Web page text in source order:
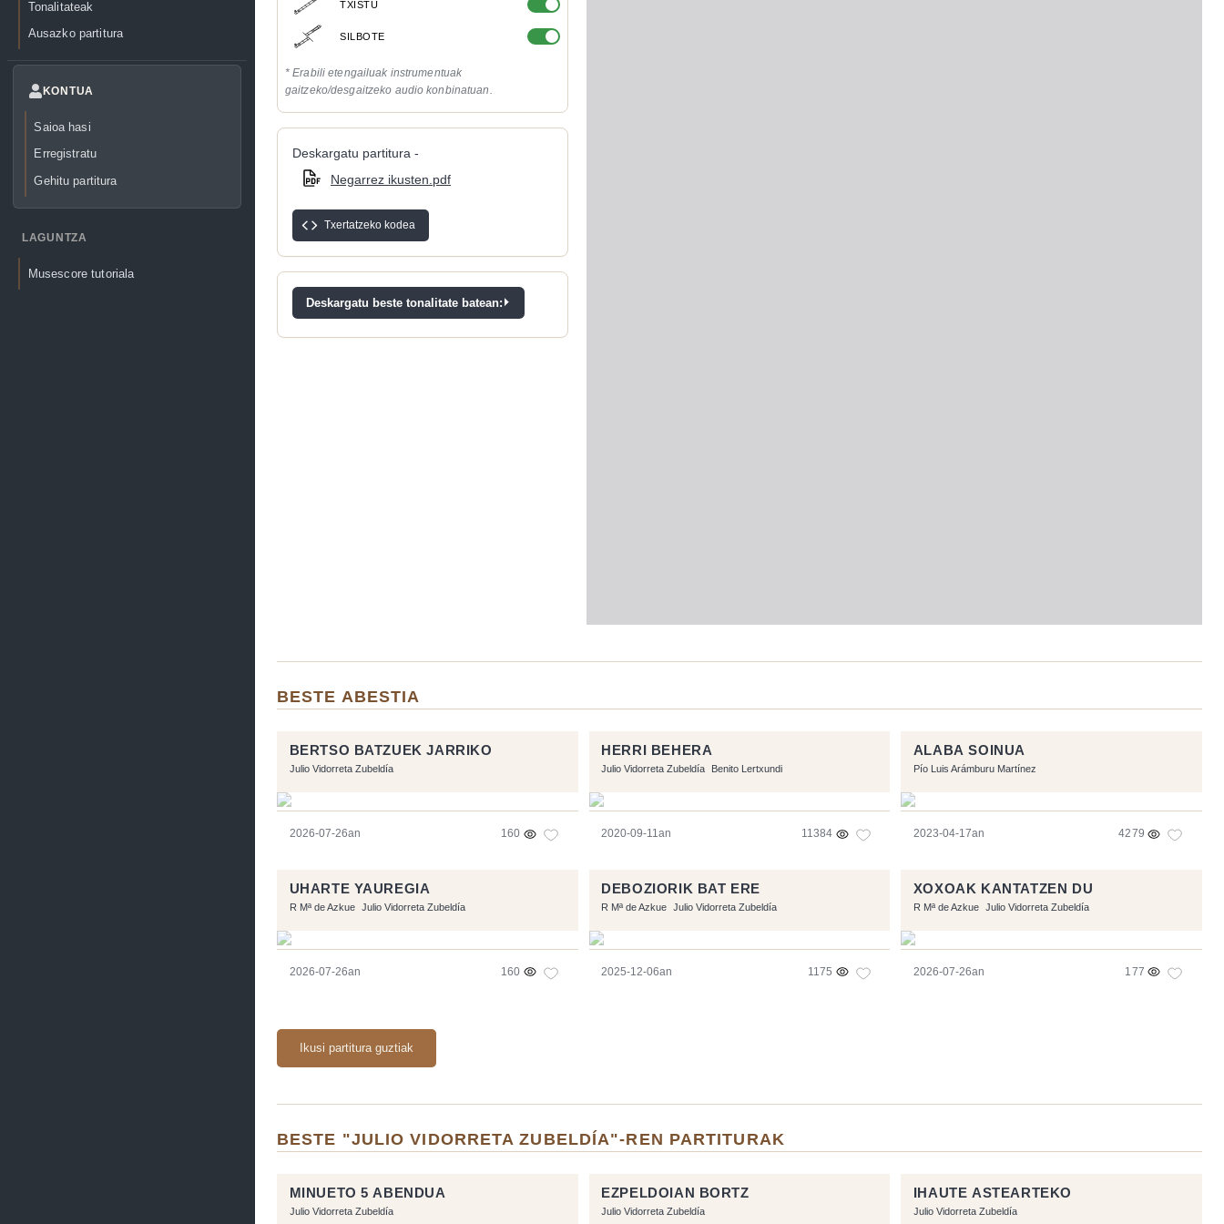
Tonalitateak
Ausazko partitura
KONTUA
Saioa hasi
Erregistratu
Gehitu partitura
LAGUNTZA
Musescore tutoriala
TXISTU
SILBOTE
* Erabili etengailuak instrumentuak
gaitzeko/desgaitzeko audio konbinatuan.
Deskargatu partitura -
Negarrez ikusten.pdf
Txertatzeko kodea
Deskargatu beste tonalitate batean:
BESTE ABESTIA
BERTSO BATZUEK JARRIKO
Julio Vidorreta Zubeldía
2026-07-26an 160
HERRI BEHERA
Julio Vidorreta Zubeldía Benito Lertxundi
2020-09-11an 11384
ALABA SOINUA
Pío Luis Arámburu Martínez
2023-04-17an 4279
UHARTE YAUREGIA
R Mª de Azkue Julio Vidorreta Zubeldía
2026-07-26an 160
DEBOZIORIK BAT ERE
R Mª de Azkue Julio Vidorreta Zubeldía
2025-12-06an 1175
XOXOAK KANTATZEN DU
R Mª de Azkue Julio Vidorreta Zubeldía
2026-07-26an 177
Ikusi partitura guztiak
BESTE "JULIO VIDORRETA ZUBELDÍA"-REN PARTITURAK
MINUETO 5 ABENDUA
Julio Vidorreta Zubeldía
EZPELDOIAN BORTZ
Julio Vidorreta Zubeldía
IHAUTE ASTEARTEKO
Julio Vidorreta Zubeldía